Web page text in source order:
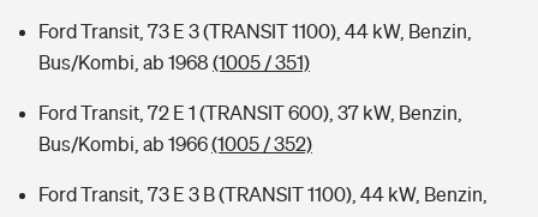
Ford Transit, 73 E 3 (TRANSIT 1100), 44 kW, Benzin,
Bus/Kombi, ab 1968 (1005 / 351)
Ford Transit, 72 E 1 (TRANSIT 600), 37 kW, Benzin,
Bus/Kombi, ab 1966(1005 / 352)
Ford Transit, 73 E 3 B (TRANSIT 1100), 44 kW, Benzin,